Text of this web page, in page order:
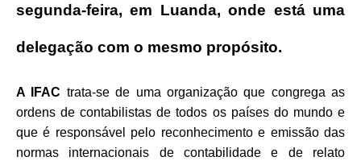
segunda-feira, em Luanda, onde está uma
delegação com o mesmo propósito.
A IFAC trata-se de uma organização que congrega as
ordens de contabilistas de todos os países do mundo e
que é responsável pelo reconhecimento e emissão das
normas internacionais de contabilidade e de relato